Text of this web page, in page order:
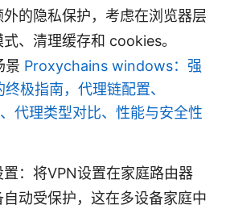
的隐私保护，考虑在浏览器层
、清理缓存和 cookies。
景 Proxychains windows：强
极指南，代理链配置、
代理类型对比、性能与安全性
：将VPN设置在家庭路由器
自动受保护，这在多设备家庭中